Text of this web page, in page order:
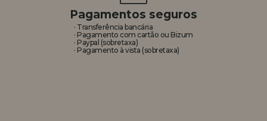
Pagamentos seguros
· Transferência bancária
· Pagamento com cartão ou Bizum
· Paypal (sobretaxa)
· Pagamento à vista (sobretaxa)